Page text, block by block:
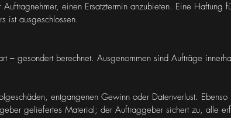
einen Ersatztermin anzubieten. Eine Haftung
ist ausgeschlossen.
– gesondert berechnet. Ausgenommen sind Aufträge
entgangenen Gewinn oder Datenverlust.
geliefertes Material; der Auftraggeber sichert zu, alle